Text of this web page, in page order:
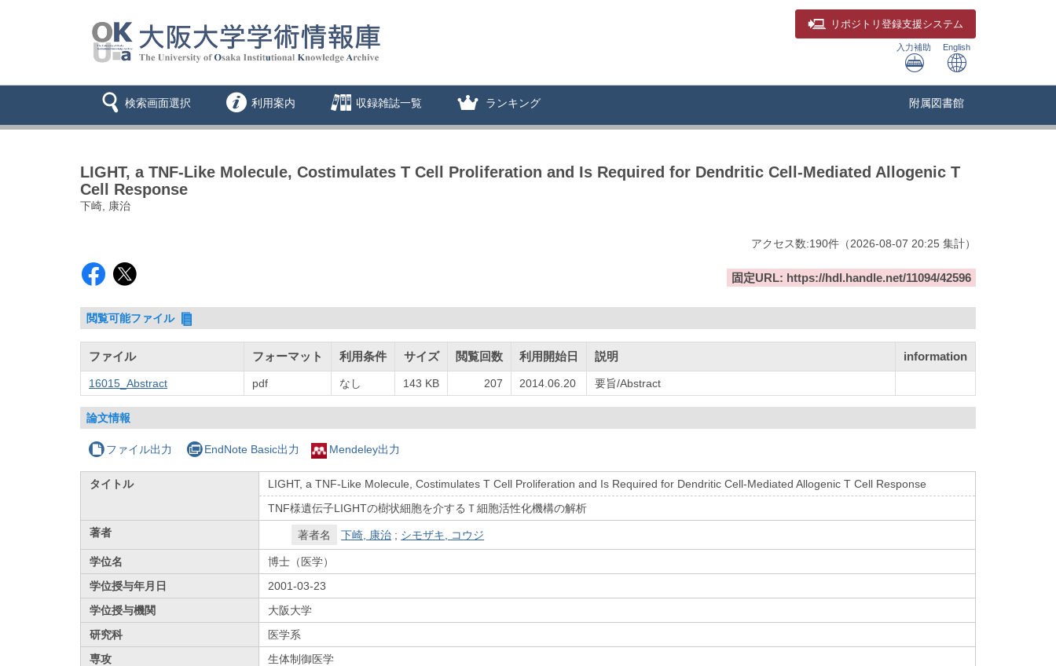
リポジトリ 登録支援システム
入力補助 English
検索画面選択 利用案内 収録雑誌一覧 ランキング 附属図書館
LIGHT, a TNF-Like Molecule, Costimulates T Cell Proliferation and Is Required for Dendritic Cell-Mediated Allogenic T
Cell Response
下崎, 康治
アクセス数:190件 （2026-08-07 20:25 集計）
固定URL: https://hdl.handle.net/11094/42596
閲覧可能ファイル
ファイル フォーマット 利用条件 サイズ 閲覧回数 利用開始日 説明 information
16015_Abstract pdf なし 143 KB 207 2014.06.20 要旨/Abstract
論文情報
ファイル出力 EndNote Basic出力 Mendeley出力
タイトル
LIGHT, a TNF-Like Molecule, Costimulates T Cell Proliferation and Is Required for Dendritic Cell-Mediated Allogenic T Cell Response
TNF様遺伝子LIGHTの樹状細胞を介するＴ細胞活性化機構の解析
著者
著者名 下崎, 康治 ; シモザキ, コウジ
学位名
博士（医学）
学位授与年月日
2001-03-23
学位授与機関
大阪大学
研究科
医学系
専攻
生体制御医学